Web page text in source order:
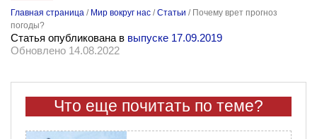
Главная страница / Мир вокруг нас /Статьи / Почему врет прогноз
погоды?
Статья опубликована в выпуске 17.09.2019
Обновлено 14.08.2022
Что еще почитать по теме?